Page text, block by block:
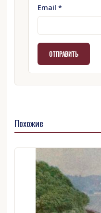
Email *
Похожие